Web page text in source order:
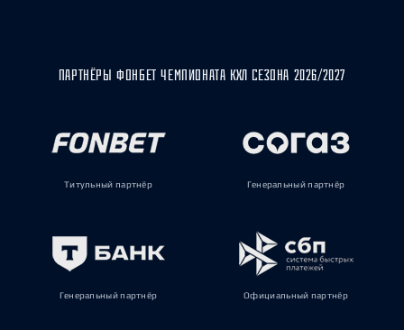
ПАРТНЁРЫ ФОНБЕТ ЧЕМПИОНАТА КХЛ СЕЗОНА 2026/2027
Титульный партнёр Генеральный партнёр
Генеральный партнёр Официальный партнёр